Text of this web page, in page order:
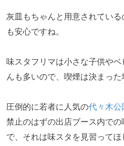
灰皿もちゃんと用意されてい
も安心ですね。
味スタフリマは小さな子供や
んも多いので、喫煙は決まった
圧倒的に若者に人気の代々木公
禁止のはずの出店ブース内で
で、 それは味スタを見習ってほ